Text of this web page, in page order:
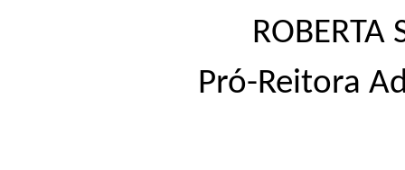
ROBERTA
Pró-Reitora